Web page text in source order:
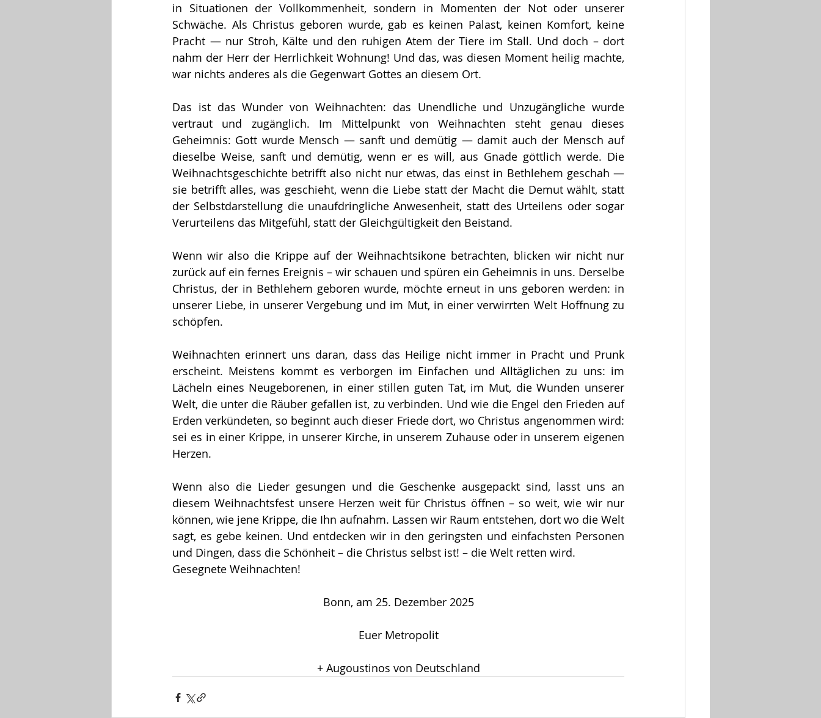
in Situationen der Vollkommenheit, sondern in Momenten der Not oder unserer
Schwäche. Als Christus geboren wurde, gab es keinen Palast, keinen Komfort, keine
Pracht — nur Stroh, Kälte und den ruhigen Atem der Tiere im Stall. Und doch – dort
nahm der Herr der Herrlichkeit Wohnung! Und das, was diesen Moment heilig machte,
war nichts anderes als die Gegenwart Gottes an diesem Ort.
Das ist das Wunder von Weihnachten: das Unendliche und Unzugängliche wurde
vertraut und zugänglich. Im Mittelpunkt von Weihnachten steht genau dieses
Geheimnis: Gott wurde Mensch — sanft und demütig — damit auch der Mensch auf
dieselbe Weise, sanft und demütig, wenn er es will, aus Gnade göttlich werde. Die
Weihnachtsgeschichte betrifft also nicht nur etwas, das einst in Bethlehem geschah —
sie betrifft alles, was geschieht, wenn die Liebe statt der Macht die Demut wählt, statt
der Selbstdarstellung die unaufdringliche Anwesenheit, statt des Urteilens oder sogar
Verurteilens das Mitgefühl, statt der Gleichgültigkeit den Beistand.
Wenn wir also die Krippe auf der Weihnachtsikone betrachten, blicken wir nicht nur
zurück auf ein fernes Ereignis – wir schauen und spüren ein Geheimnis in uns. Derselbe
Christus, der in Bethlehem geboren wurde, möchte erneut in uns geboren werden: in
unserer Liebe, in unserer Vergebung und im Mut, in einer verwirrten Welt Hoffnung zu
schöpfen.
Weihnachten erinnert uns daran, dass das Heilige nicht immer in Pracht und Prunk
erscheint. Meistens kommt es verborgen im Einfachen und Alltäglichen zu uns: im
Lächeln eines Neugeborenen, in einer stillen guten Tat, im Mut, die Wunden unserer
Welt, die unter die Räuber gefallen ist, zu verbinden. Und wie die Engel den Frieden auf
Erden verkündeten, so beginnt auch dieser Friede dort, wo Christus angenommen wird:
sei es in einer Krippe, in unserer Kirche, in unserem Zuhause oder in unserem eigenen
Herzen.
Wenn also die Lieder gesungen und die Geschenke ausgepackt sind, lasst uns an
diesem Weihnachtsfest unsere Herzen weit für Christus öffnen – so weit, wie wir nur
können, wie jene Krippe, die Ihn aufnahm. Lassen wir Raum entstehen, dort wo die Welt
sagt, es gebe keinen. Und entdecken wir in den geringsten und einfachsten Personen
und Dingen, dass die Schönheit – die Christus selbst ist! – die Welt retten wird.
Gesegnete Weihnachten!
Bonn, am 25. Dezember 2025
Euer Metropolit
+ Augoustinos von Deutschland